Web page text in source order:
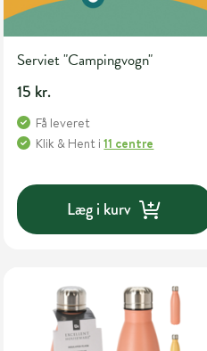
Serviet "Campingvogn"
15 kr.
Få leveret
Klik & Hent i11 centre
Læg i kurv